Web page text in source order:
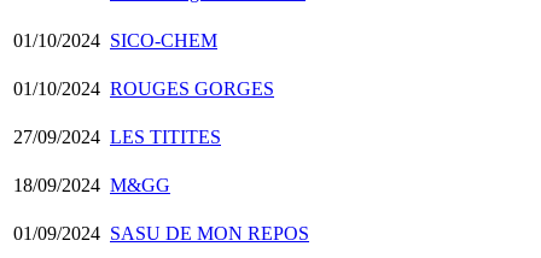
01/10/2024 SICO-CHEM
01/10/2024 ROUGES GORGES
27/09/2024 LES TITITES
18/09/2024 M&GG
01/09/2024 SASU DE MON REPOS